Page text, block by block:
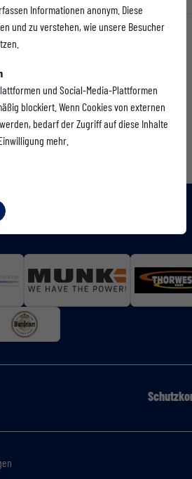
Informationen anonym. Diese
und zu verstehen, wie unsere Besucher
und Social-Media-Plattformen
blockiert. Wenn Cookies von externen
bedarf der Zugriff auf diese Inhalte
mehr.